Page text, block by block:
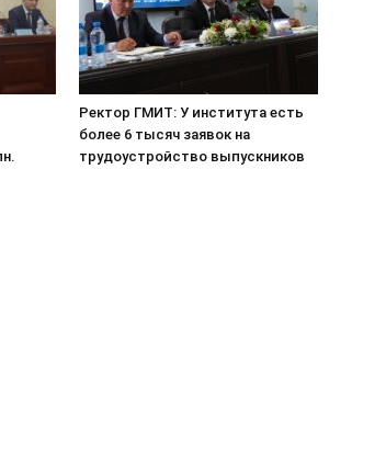
Ректор ГМИТ: У института есть
более 6 тысяч заявок на
трудоустройство выпускников